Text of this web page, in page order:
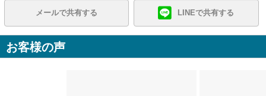
メールで共有する LINEで共有する
お客様の声